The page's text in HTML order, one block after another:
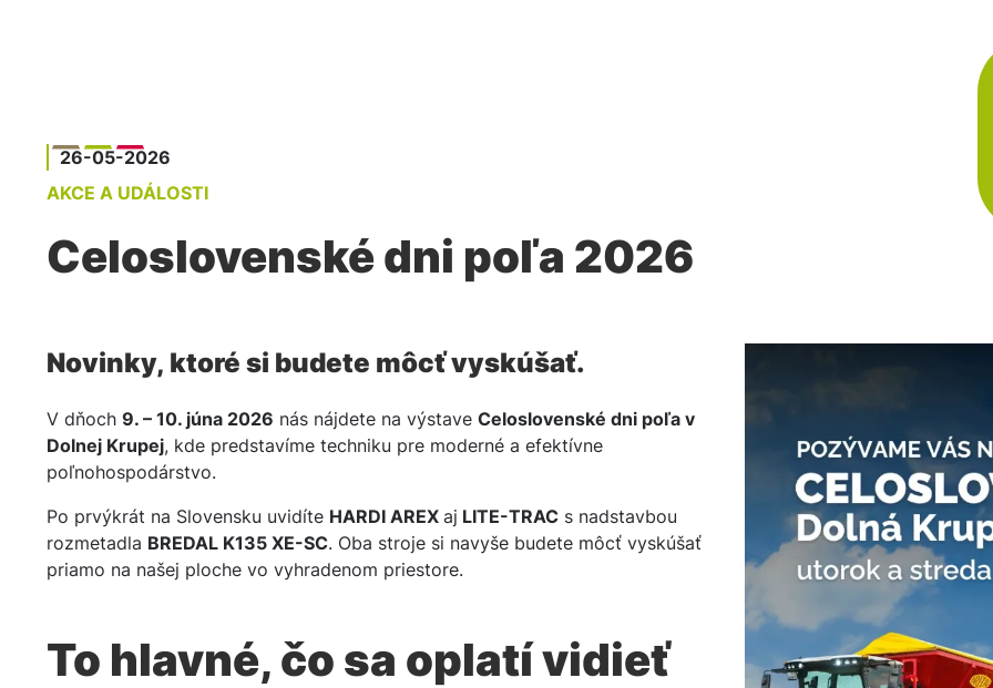
26-05-2026
AKCE A UDÁLOSTI
Celoslovenské dni poľa 2026
Novinky, ktoré si budete môcť vyskúšať.
V dňoch 9. – 10. júna 2026 nás nájdete na výstave Celoslovenské dni poľa v
Dolnej Krupej, kde predstavíme techniku pre moderné a efektívne
poľnohospodárstvo.
Po prvýkrát na Slovensku uvidíte HARDI AREX aj LITE-TRAC s nadstavbou
rozmetadla BREDAL K135 XE-SC. Oba stroje si navyše budete môcť vyskúšať
priamo na našej ploche vo vyhradenom priestore.
To hlavné, čo sa oplatí vidieť